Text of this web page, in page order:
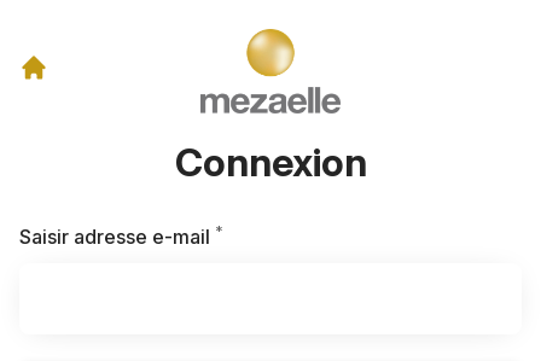
Connexion
Saisir adresse e-mail *